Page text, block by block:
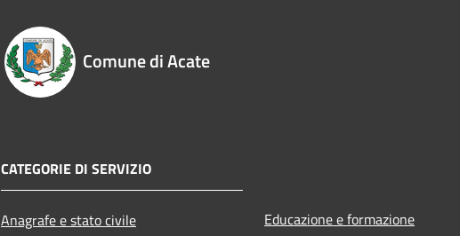
Comune di Acate
CATEGORIE DI SERVIZIO
Anagrafe e stato civile
Educazione e formazione